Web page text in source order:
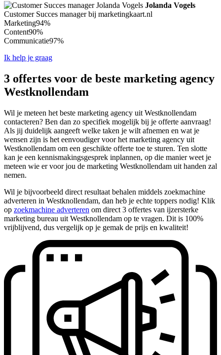
Jolanda Vogels
Customer Succes manager bij marketingkaart.nl
Marketing94%
Content90%
Communicatie97%
Ik help je graag
3 offertes voor de beste marketing agency
Westknollendam
Wil je meteen het beste marketing agency uit Westknollendam
contacteren? Ben dan zo specifiek mogelijk bij je offerte aanvraag!
Als jij duidelijk aangeeft welke taken je wilt afnemen en wat je
wensen zijn is het eenvoudiger voor het marketing agency uit
Westknollendam om een geschikte offerte toe te sturen. Ten slotte
kan je een kennismakingsgesprek inplannen, op die manier weet je
meteen wie er voor jou de marketing Westknollendam uit handen zal
nemen.
Wil je bijvoorbeeld direct resultaat behalen middels zoekmachine
adverteren in Westknollendam, dan heb je echte toppers nodig! Klik
op zoekmachine adverteren om direct 3 offertes van ijzersterke
marketing bureau uit Westknollendam op te vragen. Dit is 100%
vrijblijvend, dus vergelijk op je gemak de prijs en kwaliteit!